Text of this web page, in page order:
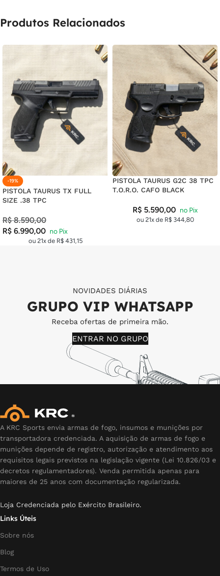
Produtos Relacionados
-19%
PISTOLA TAURUS TX FULL
SIZE .38 TPC
R$8.590,00
R$ 6.990,00
ou 21x de R$431,15
PISTOLA TAURUS G2C 38 TPC
T.O.R.O. CAFO BLACK
R$5.590,00
ou 21x de R$ 344,80
NOVIDADES DIÁRIAS
GRUPO VIP WHATSAPP
Receba ofertas de primeira mão.
ENTRAR NO GRUPO
A KRC Sports envia armas de fogo, insumos e munições por
transportadora credenciada. A aquisição de armas de fogo e
munições depende de registro, autorização e atendimento aos
requisitos legais previstos na legislação vigente (Lei 10.826/03 e
decretos regulamentadores). Venda permitida apenas para
maiores de 25 anos com documentação regularizada.
Loja Credenciada pelo Exército Brasileiro.
Links Úteis
Sobre nós
Blog
Termos de Uso